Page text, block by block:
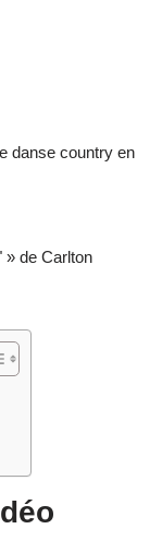
danse country en
» de Carlton